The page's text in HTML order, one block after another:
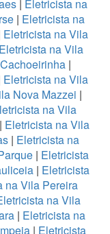
| Eletricista na
| Eletricista na
Eletricista na Vila
Eletricista na Vila
|
Eletricista na Vila
Nova Mazzei |
na Vila
| Eletricista na Vila
| Eletricista na
| Eletricista
| Eletricista
na Vila Pereira
na Vila
| Eletricista na
| Eletricista